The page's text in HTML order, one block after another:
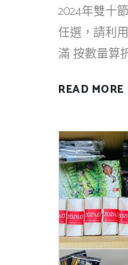
2024年雙十
任選，請利
滿 按數量算
READ MORE